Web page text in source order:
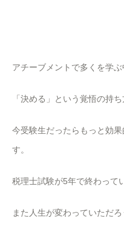
アチーブメントで多くを学ぶ
「決める」という覚悟の持
今受験生だったらもっと効
す。
税理士試験が5年で終わって
また人生が変わっていただろ